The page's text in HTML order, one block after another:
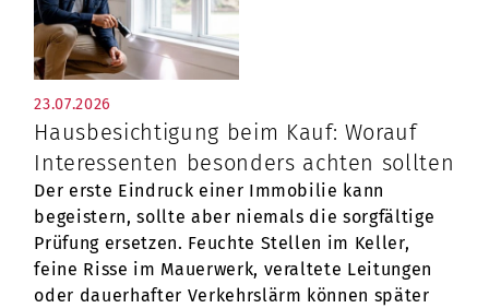
23.07.2026
Hausbesichtigung beim Kauf: Worauf
Interessenten besonders achten sollten
Der erste Eindruck einer Immobilie kann
begeistern, sollte aber niemals die sorgfältige
Prüfung ersetzen. Feuchte Stellen im Keller,
feine Risse im Mauerwerk, veraltete Leitungen
oder dauerhafter Verkehrslärm können später